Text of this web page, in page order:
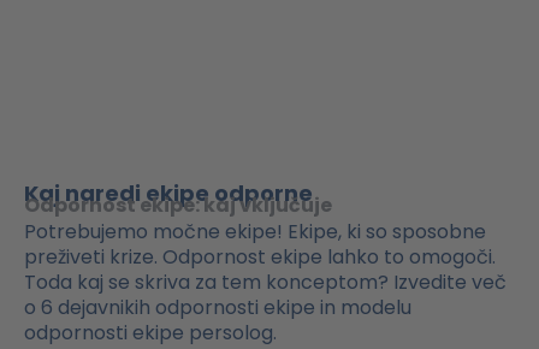
Kaj naredi ekipe odporne
Odpornost ekipe: kaj vključuje
Potrebujemo močne ekipe! Ekipe, ki so sposobne
preživeti krize. Odpornost ekipe lahko to omogoči.
Toda kaj se skriva za tem konceptom? Izvedite več
o 6 dejavnikih odpornosti ekipe in modelu
odpornosti ekipe persolog.